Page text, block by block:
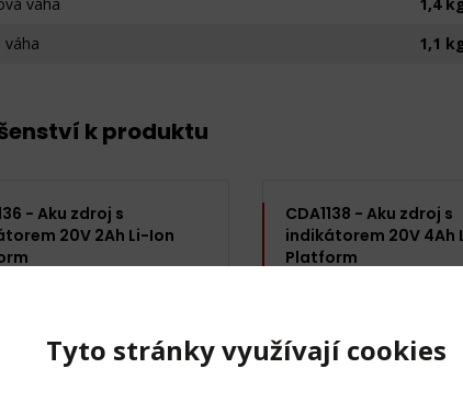
váha
1,1
k produktu
- Aku zdroj s
20V 2Ah Li-Ion
CDA1138 - Aku zdroj s
indikátorem 20V 4Ah
Platform
Tyto stránky využívají cookies